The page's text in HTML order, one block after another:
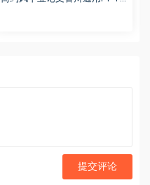
提交评论